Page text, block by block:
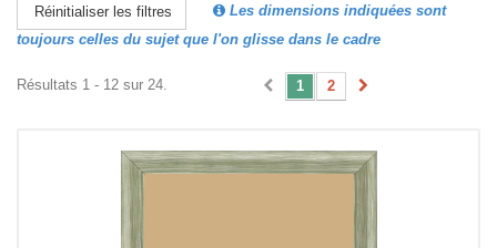
Réinitialiser les filtres
Les dimensions indiquées sont
toujours celles du sujet que l'on glisse dans le cadre
1 2
Résultats 1 - 12 sur 24.